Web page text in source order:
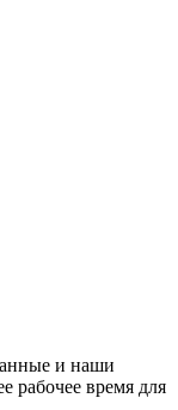
и наши
рабочее время для